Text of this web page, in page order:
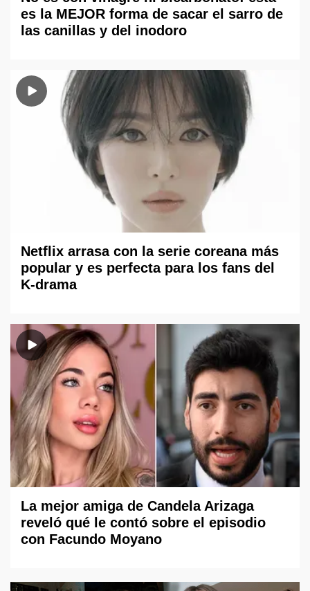
es la MEJOR forma de sacar el sarro de
las canillas y del inodoro
Netflix arrasa con la serie coreana más
popular y es perfecta para los fans del
K-drama
La mejor amiga de Candela Arizaga
reveló qué le contó sobre el episodio
con Facundo Moyano